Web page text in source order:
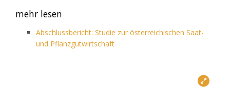
mehr lesen
Abschlussbericht: Studie zur österreichischen Saat-
und Pflanzgutwirtschaft